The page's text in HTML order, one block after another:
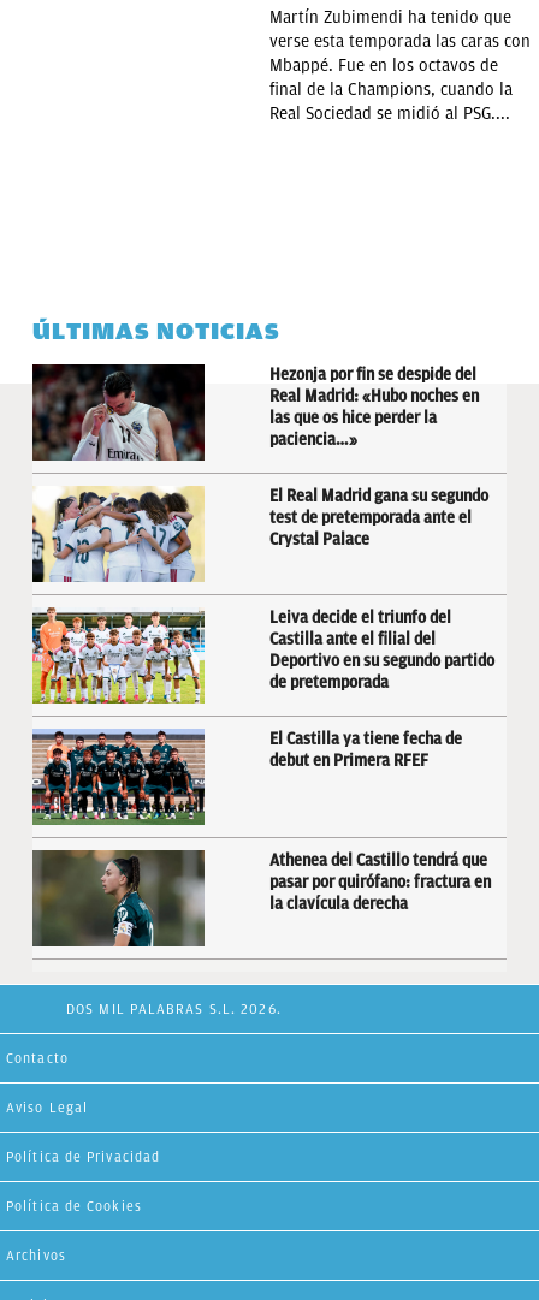
Martín Zubimendi ha tenido que
verse esta temporada las caras con
Mbappé. Fue en los octavos de
final de la Champions, cuando la
Real Sociedad se midió al PSG....
ÚLTIMAS NOTICIAS
Hezonja por fin se despide del
Real Madrid: «Hubo noches en
las que os hice perder la
paciencia…»
El Real Madrid gana su segundo
test de pretemporada ante el
Crystal Palace
Leiva decide el triunfo del
Castilla ante el filial del
Deportivo en su segundo partido
de pretemporada
El Castilla ya tiene fecha de
debut en Primera RFEF
Athenea del Castillo tendrá que
pasar por quirófano: fractura en
la clavícula derecha
DOS MIL PALABRAS S.L. 2026.
Contacto
Aviso Legal
Política de Privacidad
Política de Cookies
Archivos